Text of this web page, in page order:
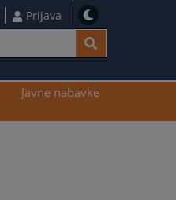
Prijava
Javne nabavke